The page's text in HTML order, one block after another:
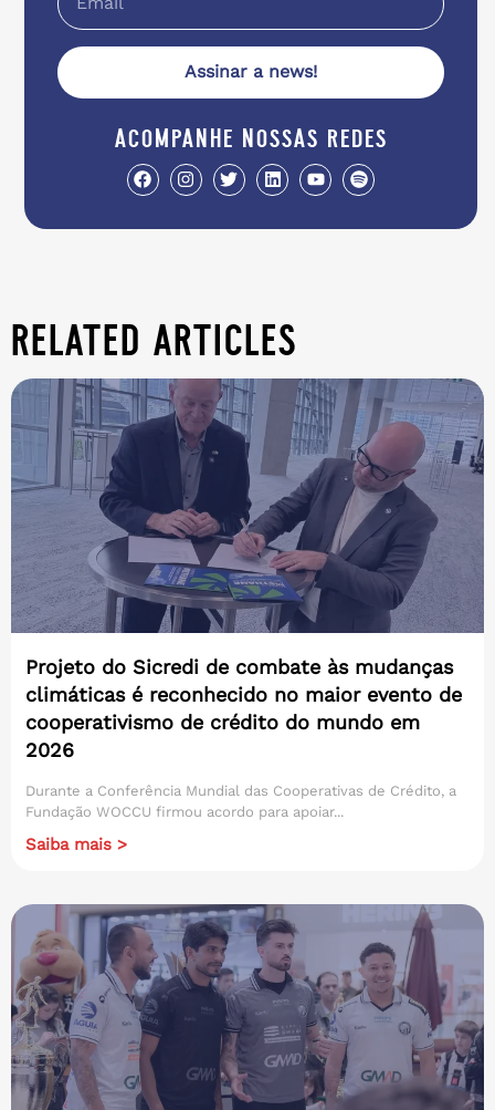
Assinar a news!
acompanhe nossas redes
related articles
Projeto do Sicredi de combate às mudanças
climáticas é reconhecido no maior evento de
cooperativismo de crédito do mundo em
2026
Durante a Conferência Mundial das Cooperativas de Crédito, a
Fundação WOCCU firmou acordo para apoiar...
Saiba mais >